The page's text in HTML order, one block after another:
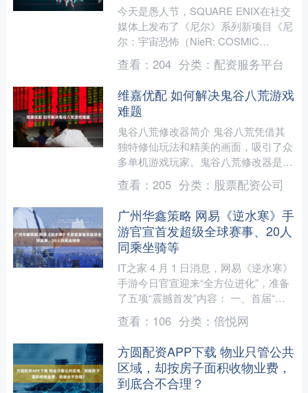
今天是愚人节，SQUARE ENIX在社交
媒体上发布了《尼尔》系列新项目《尼
尔：宇宙恐怖（NieR: COSMIC
HORROR）》的短片宣传，引发玩家
热议。预....
查看： 204 分类： 配资服务平台
维嘉优配 如何解决鬼谷八荒游戏
难题
鬼谷八荒修改器简介 鬼谷八荒凭借其
独特修仙玩法和精美的画面，吸引了众
多单机游戏玩家。鬼谷八荒修改器是为
此游戏设计的辅助工具，能调整游戏参
数，给玩家带来新的游戏体....
查看： 205 分类： 股票配资公司
广州华鑫策略 网易《逆水寒》手
游官宣首发超级全球赛事、20人
同乘坐骑等
IT之家 4 月 1 日消息，网易《逆水寒》
手游今日官宣迎来“全方位进化”，准备
了五项“震撼首发”内容： 一、首届“变
大变小”全球猜拳公开赛 《逆水寒》手
游在汴....
查看： 106 分类： 倍悦网
方圆配资APP下载 物业只管公共
区域，却按房子面积收物业费，
到底合不合理？